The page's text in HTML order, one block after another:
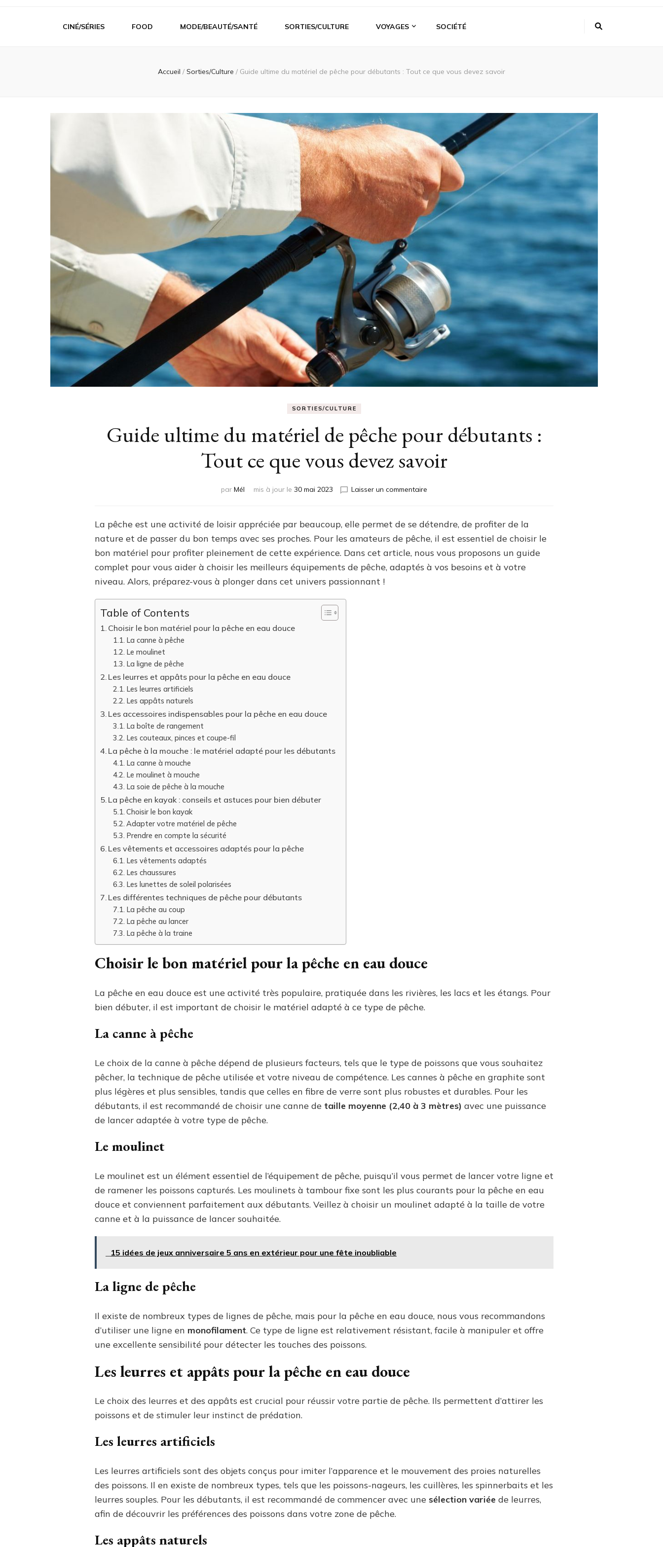
CINÉ/SÉRIES FOOD MODE/BEAUTÉ/SANTÉ SORTIES/CULTURE VOYAGES SOCIÉTÉ
Accueil / Sorties/Culture / Guide ultime du matériel de pêche pour débutants : Tout ce que vous devez savoir
SORTIES/CULTURE
Guide ultime du matériel de pêche pour débutants :
Tout ce que vous devez savoir
par Mél mis à jour le 30 mai 2023 Laisser un commentaire
du
matériel
de
pêche
débutants
La pêche est une activité de loisir appréciée par beaucoup, elle permet de se détendre, de profiter de la
nature et de passer du bon temps avec ses proches. Pour les amateurs de pêche, il est essentiel de choisir le
bon matériel pour profiter pleinement de cette expérience. Dans cet article, nous vous proposons un guide
complet pour vous aider à choisir les meilleurs équipements de pêche, adaptés à vos besoins et à votre
niveau. Alors, préparez-vous à plonger dans cet univers passionnant !
Table of Contents
Choisir le bon matériel pour la pêche en eau douce
La canne à pêche
Le moulinet
La ligne de pêche
Les leurres et appâts pour la pêche en eau douce
Les leurres artificiels
Les appâts naturels
Les accessoires indispensables pour la pêche en eau douce
La boîte de rangement
Les couteaux, pinces et coupe-fil
La pêche à la mouche : le matériel adapté pour les débutants
La canne à mouche
Le moulinet à mouche
La soie de pêche à la mouche
La pêche en kayak : conseils et astuces pour bien débuter
Choisir le bon kayak
Adapter votre matériel de pêche
Prendre en compte la sécurité
Les vêtements et accessoires adaptés pour la pêche
Les vêtements adaptés
Les chaussures
Les lunettes de soleil polarisées
Les différentes techniques de pêche pour débutants
La pêche au coup
La pêche au lancer
La pêche à la traine
Choisir le bon matériel pour la pêche en eau douce
La pêche en eau douce est une activité très populaire, pratiquée dans les rivières, les lacs et les étangs. Pour
bien débuter, il est important de choisir le matériel adapté à ce type de pêche.
La canne à pêche
Le choix de la canne à pêche dépend de plusieurs facteurs, tels que le type de poissons que vous souhaitez
pêcher, la technique de pêche utilisée et votre niveau de compétence. Les cannes à pêche en graphite sont
plus légères et plus sensibles, tandis que celles en fibre de verre sont plus robustes et durables. Pour les
débutants, il est recommandé de choisir une canne de taille moyenne (2,40 à 3 mètres) avec une puissance
de lancer adaptée à votre type de pêche.
Le moulinet
Le moulinet est un élément essentiel de l’équipement de pêche, puisqu’il vous permet de lancer votre ligne et
de ramener les poissons capturés. Les moulinets à tambour fixe sont les plus courants pour la pêche en eau
douce et conviennent parfaitement aux débutants. Veillez à choisir un moulinet adapté à la taille de votre
canne et à la puissance de lancer souhaitée.
15 idées de jeux anniversaire 5 ans en extérieur pour une fête inoubliable
La ligne de pêche
Il existe de nombreux types de lignes de pêche, mais pour la pêche en eau douce, nous vous recommandons
d’utiliser une ligne en monofilament. Ce type de ligne est relativement résistant, facile à manipuler et offre
une excellente sensibilité pour détecter les touches des poissons.
Les leurres et appâts pour la pêche en eau douce
Le choix des leurres et des appâts est crucial pour réussir votre partie de pêche. Ils permettent d’attirer les
poissons et de stimuler leur instinct de prédation.
Les leurres artificiels
Les leurres artificiels sont des objets conçus pour imiter l’apparence et le mouvement des proies naturelles
des poissons. Il en existe de nombreux types, tels que les poissons-nageurs, les cuillères, les spinnerbaits et les
leurres souples. Pour les débutants, il est recommandé de commencer avec une sélection variée de leurres,
afin de découvrir les préférences des poissons dans votre zone de pêche.
Les appâts naturels